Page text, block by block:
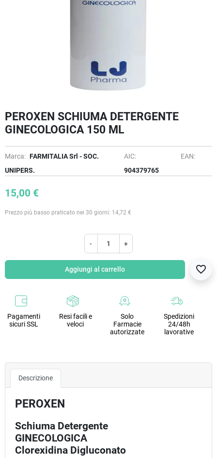
PEROXEN SCHIUMA DETERGENTE
GINECOLOGICA 150 ML
Marca: FARMITALIA Srl - SOC.
UNIPERS.
AIC:
904379765
EAN:
15,00 €
Prezzo più basso praticato nei 30 giorni: 14,72 €
- +
Aggiungi al carrello favorite_border
Pagamenti
sicuri SSL
Resi facili e
veloci
Solo
Farmacie
autorizzate
Spedizioni
24/48h
lavorative
Descrizione
PEROXEN
Schiuma Detergente
GINECOLOGICA
Clorexidina Digluconato